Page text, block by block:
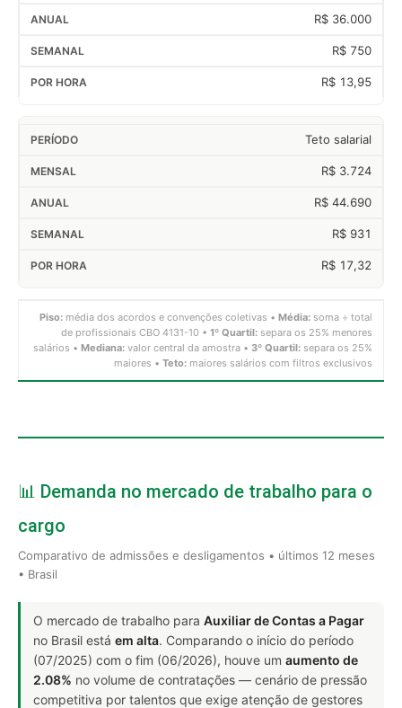
R$ 36.000
R$ 750
R$ 13,95
Teto salarial
R$ 3.724
R$ 44.690
R$ 931
R$ 17,32
Piso: média dos acordos e convenções coletivas • Média: soma ÷ total
de profissionais CBO 4131-10 • 1º Quartil: separa os 25% menores
salários • Mediana: valor central da amostra • 3º Quartil: separa os 25%
maiores • Teto: maiores salários com filtros exclusivos
📊 Demanda no mercado de trabalho para o
cargo
Comparativo de admissões e desligamentos • últimos 12 meses
• Brasil
O mercado de trabalho para Auxiliar de Contas a Pagar
no Brasil está em alta. Comparando o início do período
(07/2025) com o fim (06/2026), houve um aumento de
2.08% no volume de contratações — cenário de pressão
competitiva por talentos que exige atenção de gestores